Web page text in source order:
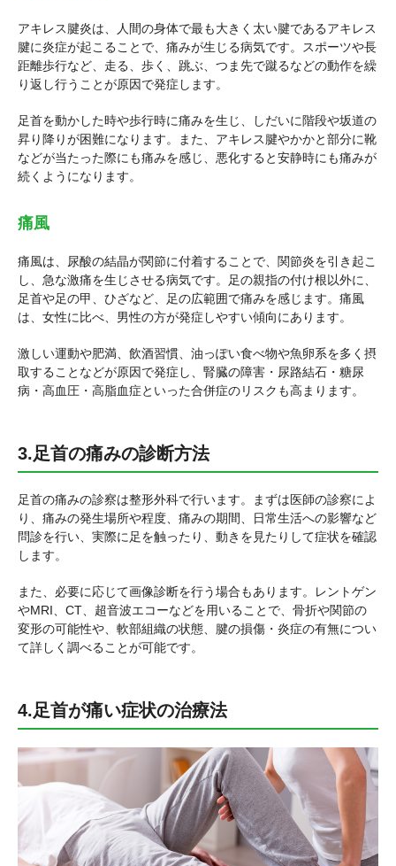
アキレス腱炎は、人間の身体で最も大きく太い腱であるアキレス
腱に炎症が起こることで、痛みが生じる病気です。スポーツや長
距離歩行など、走る、歩く、跳ぶ、つま先で蹴るなどの動作を繰
り返し行うことが原因で発症します。
足首を動かした時や歩行時に痛みを生じ、しだいに階段や坂道の
昇り降りが困難になります。また、アキレス腱やかかと部分に靴
などが当たった際にも痛みを感じ、悪化すると安静時にも痛みが
続くようになります。
痛風
痛風は、尿酸の結晶が関節に付着することで、関節炎を引き起こ
し、急な激痛を生じさせる病気です。足の親指の付け根以外に、
足首や足の甲、ひざなど、足の広範囲で痛みを感じます。痛風
は、女性に比べ、男性の方が発症しやすい傾向にあります。
激しい運動や肥満、飲酒習慣、油っぽい食べ物や魚卵系を多く摂
取することなどが原因で発症し、腎臓の障害・尿路結石・糖尿
病・高血圧・高脂血症といった合併症のリスクも高まります。
3.足首の痛みの診断方法
足首の痛みの診察は整形外科で行います。まずは医師の診察によ
り、痛みの発生場所や程度、痛みの期間、日常生活への影響など
問診を行い、実際に足を触ったり、動きを見たりして症状を確認
します。
また、必要に応じて画像診断を行う場合もあります。レントゲン
やMRI、CT、超音波エコーなどを用いることで、骨折や関節の
変形の可能性や、軟部組織の状態、腱の損傷・炎症の有無につい
て詳しく調べることが可能です。
4.足首が痛い症状の治療法